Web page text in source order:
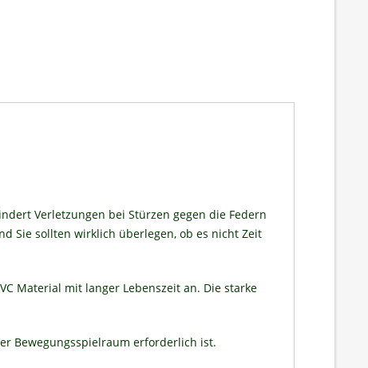
Verletzungen bei Stürzen gegen die Federn
Sie sollten wirklich überlegen, ob es nicht Zeit
Material mit langer Lebenszeit an. Die starke
Bewegungsspielraum erforderlich ist.